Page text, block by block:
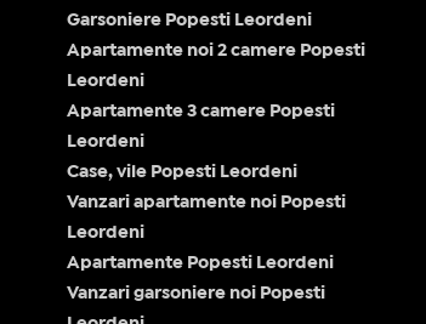
Garsoniere Popesti Leordeni
Apartamente noi 2 camere Popesti
Leordeni
Apartamente 3 camere Popesti
Leordeni
Case, vile Popesti Leordeni
Vanzari apartamente noi Popesti
Leordeni
Apartamente Popesti Leordeni
Vanzari garsoniere noi Popesti